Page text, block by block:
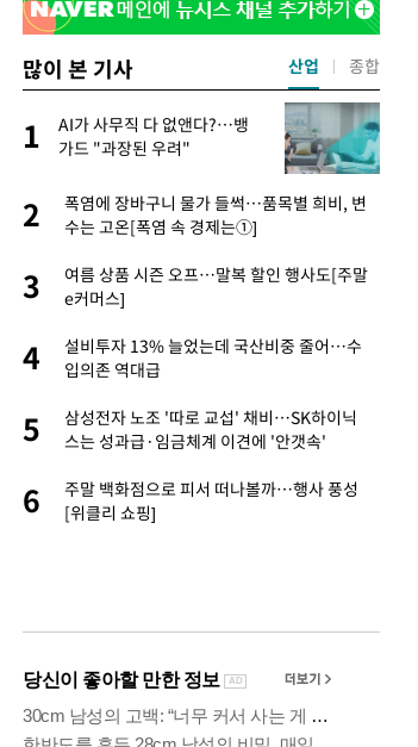
많이 본 기사
1
AI가 사무직 다 없앤다?…뱅
가드 "과장된 우려"
2
폭염에 장바구니 물가 들썩…품목별 희비, 변
수는 고온[폭염 속 경제는①]
3
여름 상품 시즌 오프…말복 할인 행사도[주말
e커머스]
4
설비투자 13% 늘었는데 국산비중 줄어…수
입의존 역대급
5
삼성전자 노조 '따로 교섭' 채비…SK하이닉
스는 성과급·임금체계 이견에 '안갯속'
6
주말 백화점으로 피서 떠나볼까…행사 풍성
[위클리 쇼핑]
산업 종합